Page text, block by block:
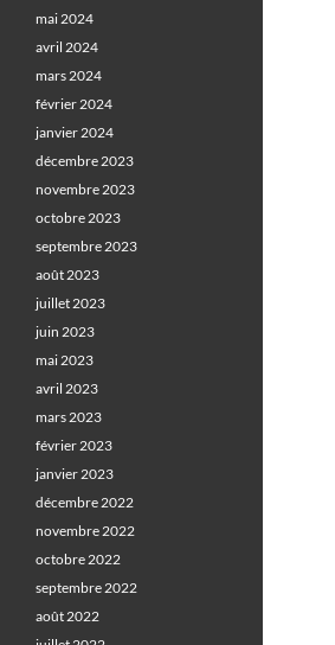
mai 2024
avril 2024
mars 2024
février 2024
janvier 2024
décembre 2023
novembre 2023
octobre 2023
septembre 2023
août 2023
juillet 2023
juin 2023
mai 2023
avril 2023
mars 2023
février 2023
janvier 2023
décembre 2022
novembre 2022
octobre 2022
septembre 2022
août 2022